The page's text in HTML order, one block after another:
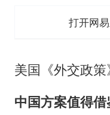
打开网
美国《外交政
中国方案值得借